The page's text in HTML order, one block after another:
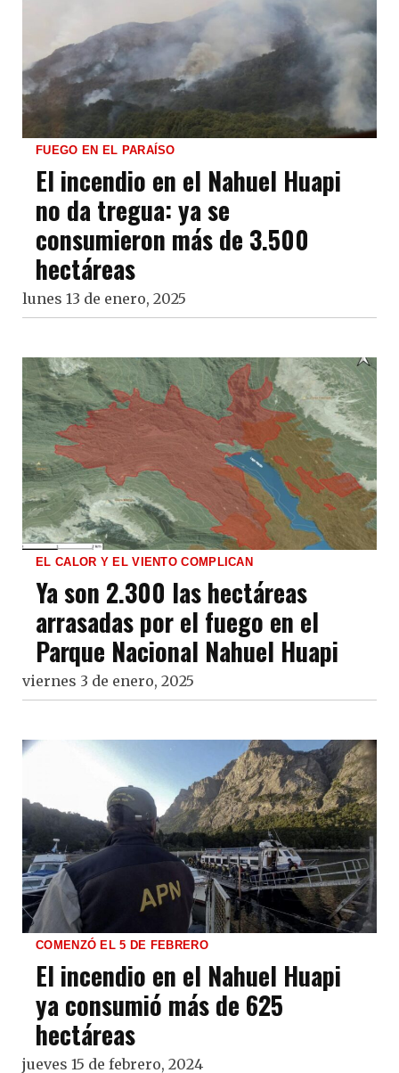
FUEGO EN EL PARAÍSO
El incendio en el Nahuel Huapi
no da tregua: ya se
consumieron más de 3.500
hectáreas
lunes 13 de enero, 2025
EL CALOR Y EL VIENTO COMPLICAN
Ya son 2.300 las hectáreas
arrasadas por el fuego en el
Parque Nacional Nahuel Huapi
viernes 3 de enero, 2025
COMENZÓ EL 5 DE FEBRERO
El incendio en el Nahuel Huapi
ya consumió más de 625
hectáreas
jueves 15 de febrero, 2024